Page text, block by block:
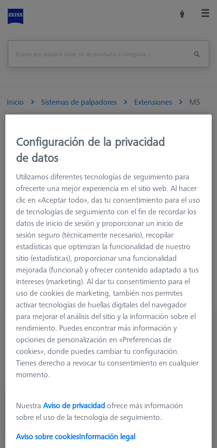
Inicio Sistemas de palpadores Extensiones M5
M5
palpadores VAST. Su diversidad une el material (longitud 40
mm) y su procesamiento único: Se basan en una tecnología
de fibra de carbono resistente a la flexión y a la torsión, que se
sitúa por encima de las soluciones metálicas incluso en el
segmento de precios más bajos. Con tres versiones
disponibles, ZEISS REACH CFX 1, CFX 3 y CFX 5, las
extensiones corresponden al nivel de precisión de la respectiva
máquina de medición de coordenadas.
Más información sobre M5
Configuración de la privacidad
de datos
Utilizamos diferentes tecnologías de seguimiento para
ofrecerte una mejor experiencia en el sitio web. Al hacer
clic en «Aceptar todo», das tu consentimiento para el uso
de tecnologías de seguimiento con el fin de recordar los
datos de inicio de sesión y proporcionar un inicio de
sesión seguro (técnicamente necesario), recopilar
estadísticas que optimizan la funcionalidad de nuestro
sitio (estadísticas), proporcionar una funcionalidad
mejorada (funcional) y ofrecer contenido adaptado a tus
intereses (marketing). Al dar tu consentimiento para el
uso de cookies de marketing, también nos permites
activar tecnologías de huellas digitales del navegador
para mejorar el análisis del sitio y la información sobre el
rendimiento. Puedes encontrar más información y
opciones de personalización en «Preferencias de
cookies», donde puedes cambiar tu configuración.
Tienes derecho a revocar tu consentimiento en cualquier
momento.
NuestraAviso de privacidadofrece más información
sobre el uso de la tecnología de seguimiento.
Aviso sobre cookiesInformación legal